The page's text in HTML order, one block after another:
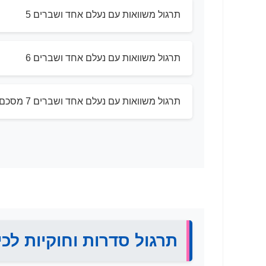
תרגול משוואות עם נעלם אחד ושברים 5
תרגול משוואות עם נעלם אחד ושברים 6
תרגול משוואות עם נעלם אחד ושברים 7 מסכם
תרגול סדרות וחוקיות